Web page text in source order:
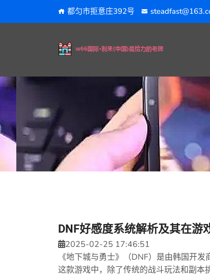
都匀市拒意庄392号
DNF好感度系统解析及其在游
2025-02-25 17:46:51
《地下城与勇士》（DNF）是由韩国开
这款游戏中，除了传统的战斗玩法和副